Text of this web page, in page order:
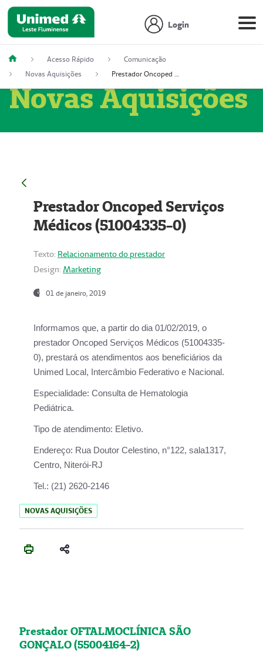
Login
Acesso Rápido
Comunicação
Novas Aquisições
Prestador Oncoped Serviços Médicos (51004335-0)
Novas Aquisições
Prestador Oncoped Serviços
Médicos (51004335-0)
Texto: Relacionamento do prestador
Design: Marketing
01 de janeiro, 2019
Informamos que, a partir do dia 01/02/2019, o
prestador Oncoped Serviços Médicos (51004335-
0), prestará os atendimentos aos beneficiários da
Unimed Local, Intercâmbio Federativo e Nacional.
Especialidade: Consulta de Hematologia
Pediátrica.
Tipo de atendimento: Eletivo.
Endereço: Rua Doutor Celestino, n°122, sala1317,
Centro, Niterói-RJ
Tel.: (21) 2620-2146
NOVAS AQUISIÇÕES
Prestador OFTALMOCLÍNICA SÃO
GONÇALO (55004164-2)